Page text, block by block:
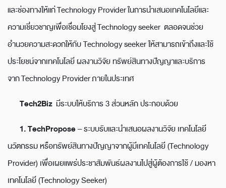
และช่องทางให้แก่ Technology Provider ในการนำเสนอเทคโนโลยีและ
ความเชี่ยวชาญเพื่อเชื่อมโยงสู่ Technology seeker ตลอดจนช่วย
อำนวยความสะดวกให้กับ Technology seeker ให้สามารถเข้าถึงและใช้
ประโยชน์จากเทคโนโลยี ผลงานวิจัย ทรัพย์สินทางปัญญาและบริการ
จาก Technology Provider ภายในประเทศ
Tech2Biz มีระบบให้บริการ 3 ส่วนหลัก ประกอบด้วย
1. TechPropose– ระบบรับและนำเสนอผลงานวิจัย เทคโนโลยี
นวัตกรรม หรือทรัพย์สินทางปัญญาจากผู้มีเทคโนโลยี (Technology
Provider) เพื่อเผยแพร่ประชาสัมพันธ์ผลงานไปสู่ผู้ต้องการใช้ / มองหา
เทคโนโลยี (Technology Seeker)